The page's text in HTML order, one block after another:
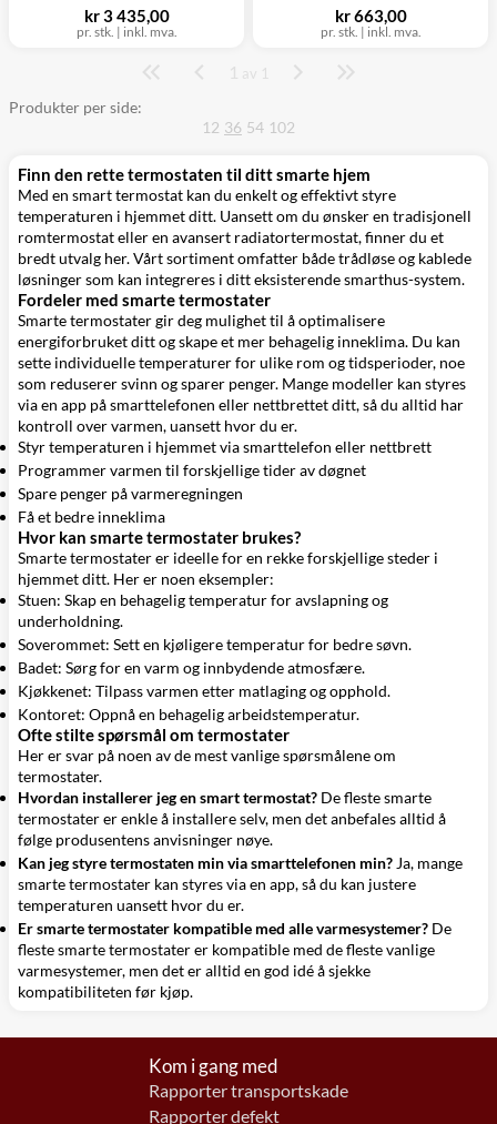
pr. stk. | inkl. mva.
kr 3 435,00
pr. stk. | inkl. mva.
kr 663,00
Side
1 av 1
Produkter per side:
12 36 54 102
Finn den rette termostaten til ditt smarte hjem
Med en smart termostat kan du enkelt og effektivt styre
temperaturen i hjemmet ditt. Uansett om du ønsker en tradisjonell
romtermostat eller en avansert radiatortermostat, finner du et
bredt utvalg her. Vårt sortiment omfatter både trådløse og kablede
løsninger som kan integreres i ditt eksisterende smarthus-system.
Fordeler med smarte termostater
Smarte termostater gir deg mulighet til å optimalisere
energiforbruket ditt og skape et mer behagelig inneklima. Du kan
sette individuelle temperaturer for ulike rom og tidsperioder, noe
som reduserer svinn og sparer penger. Mange modeller kan styres
via en app på smarttelefonen eller nettbrettet ditt, så du alltid har
kontroll over varmen, uansett hvor du er.
Styr temperaturen i hjemmet via smarttelefon eller nettbrett
Programmer varmen til forskjellige tider av døgnet
Spare penger på varmeregningen
Få et bedre inneklima
Hvor kan smarte termostater brukes?
Smarte termostater er ideelle for en rekke forskjellige steder i
hjemmet ditt. Her er noen eksempler:
Stuen: Skap en behagelig temperatur for avslapning og
underholdning.
Soverommet: Sett en kjøligere temperatur for bedre søvn.
Badet: Sørg for en varm og innbydende atmosfære.
Kjøkkenet: Tilpass varmen etter matlaging og opphold.
Kontoret: Oppnå en behagelig arbeidstemperatur.
Ofte stilte spørsmål om termostater
Her er svar på noen av de mest vanlige spørsmålene om
termostater.
Hvordan installerer jeg en smart termostat? De fleste smarte
termostater er enkle å installere selv, men det anbefales alltid å
følge produsentens anvisninger nøye.
Kan jeg styre termostaten min via smarttelefonen min? Ja, mange
smarte termostater kan styres via en app, så du kan justere
temperaturen uansett hvor du er.
Er smarte termostater kompatible med alle varmesystemer? De
fleste smarte termostater er kompatible med de fleste vanlige
varmesystemer, men det er alltid en god idé å sjekke
kompatibiliteten før kjøp.
Kom i gang med
Rapporter transportskade
Rapporter defekt